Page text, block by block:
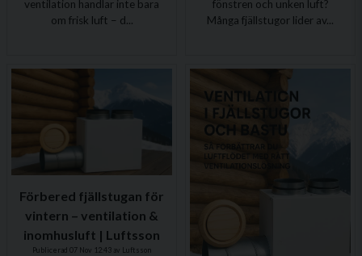
ventilation handlar inte bara
om frisk luft – d...
fönstren och unken luft?
Många fjällstugor lider av...
Förbered fjällstugan för
vintern – ventilation &
inomhusluft | Luftsson
Publicerad 07 Nov 12:43 av Luftsson